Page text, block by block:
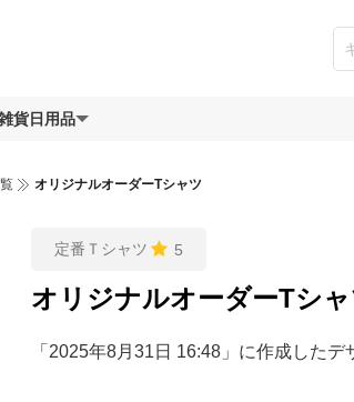
貨日用品
オリジナルオーダーTシャツ
定番Ｔシャツ 5
オリジナルオーダーTシ
「2025年8月31日 16:48」に作成したデ